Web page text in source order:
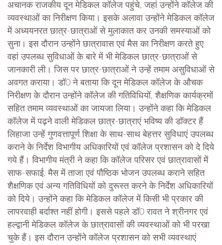
अचानक राजकीय दून मेडिकल कॉलेज पहुंचे, जहां उन्होंने कॉलेज की
व्यवस्थाओं का निरीक्षण किया। इसके अलावा उन्होंने मेडिकल कॉलेज
में अध्ययनरत छात्र-छात्राओं से मुलाकात कर उनकी समस्याओं को
सुना। इस दौरान उन्होंने छात्रावास एवं मैस का निरीक्षण करते हुए
वहां उपलब्ध सुविधाओं के बारे में भी मेडिकल छात्र-छात्राओं से
जानकारी ली। जिस पर छात्र-छात्राओं ने उन्हें तमाम असुविधाओं से
अवगत कराया। डॉ0 ने बताया कि दून मेडिकल कॉलेज के औचक
निरीक्षण के दौरान उन्होंने कॉलेज की गतिविधियों, शैक्षणिक कार्यक्रमों
सहित तमाम व्यवस्थाओं का जायजा लिया। उन्होंने कहा कि मेडिकल
कॉलेज में पढ़ने वाली मेडिकल छात्र-छात्राएं भविष्य की डॉक्टर हैं
लिहाजा उन्हें गुणवत्तापूर्ण शिक्षा के साथ-साथ बेहत्तर सुविधाएं उपलब्ध
कराने के निर्देश विभागीय अधिकारियों एवं कॉलेज प्रशासन को दे दिये
गये हैं। विभागीय मंत्री ने कहा कि कॉलेज परिसर एवं छात्रावासों में
साफ-सफाई, मैस में ताजा एवं पौष्ठिक भोजन उपलब्ध कराने सहित
शैक्षणिक एवं अन्य गतिविधियों को दुरूस्त करने के निर्देश अधिकारियों
को दिये। उन्होंने कहा कि मेडिकल कॉलेज में किसी भी प्रकार की
लापरवाही बर्दाश्त नहीं होगी। इससे पहले डॉ0 रावत ने श्रीनगर एवं
हल्द्वानी मेडिकल कॉलेज के छात्रावासों की व्यवस्थाओं को भी परखा
चुके हैं। इस दौरान उन्होंने कॉलेज प्रशासन को सभी व्यवस्थाएं